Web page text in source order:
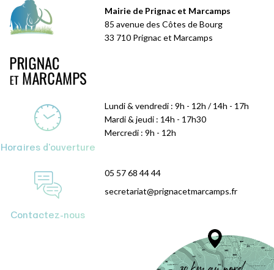
Mairie de Prignac et Marcamps
85 avenue des Côtes de Bourg
33 710 Prignac et Marcamps
Horaires d'ouverture
Lundi & vendredi : 9h - 12h / 14h - 17h
Mardi & jeudi : 14h - 17h30
Mercredi : 9h - 12h
Contactez-nous
05 57 68 44 44
secretariat@prignacetmarcamps.fr